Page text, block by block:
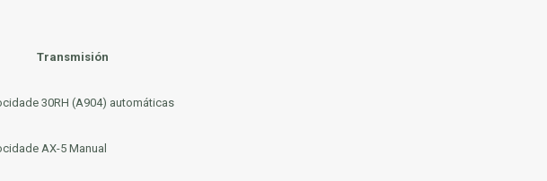
Transmisión
30RH (A904) automáticas
AX-5 Manual